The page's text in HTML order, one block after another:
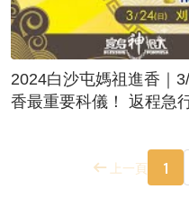
2024白沙屯媽祖進香｜
香最重要科儀！ 返程急
上一頁 1